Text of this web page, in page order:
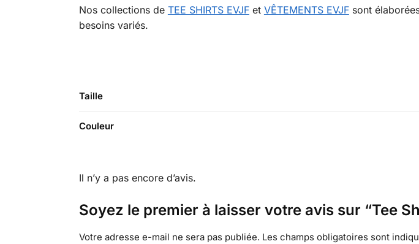
Nos collections de TEE SHIRTS EVJFet VÊTEMENTS EVJFsont
besoins variés.
Taille
Couleur
Il n’y a pas encore d’avis.
Soyez le premier à laisser votre avis sur “Tee
Votre adresse e-mail ne sera pas publiée. Les champs obligatoires sont